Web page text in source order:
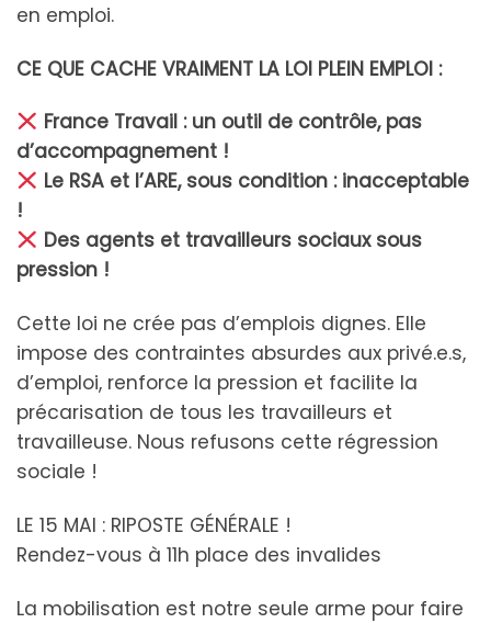
en emploi.
CE QUE CACHE VRAIMENT LA LOI PLEIN EMPLOI :
France Travail : un outil de contrôle, pas
d’accompagnement !
Le RSA et l’ARE, sous condition : inacceptable
!
Des agents et travailleurs sociaux sous
pression !
Cette loi ne crée pas d’emplois dignes. Elle
impose des contraintes absurdes aux privé.e.s,
d’emploi, renforce la pression et facilite la
précarisation de tous les travailleurs et
travailleuse. Nous refusons cette régression
sociale !
LE 15 MAI : RIPOSTE GÉNÉRALE !
Rendez-vous à 11h place des invalides
La mobilisation est notre seule arme pour faire